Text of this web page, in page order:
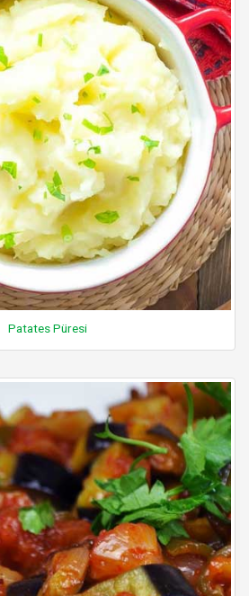
Patates Püresi